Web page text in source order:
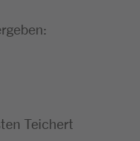
Teichert